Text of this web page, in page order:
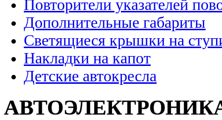
Повторители указателей
Дополнительные габариты
Светящиеся крышки на
Накладки на капот
Детские автокресла